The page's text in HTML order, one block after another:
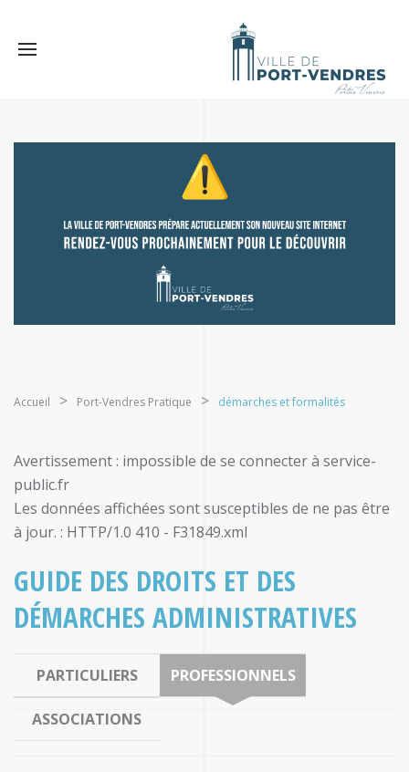
Accueil Port-Vendres Pratique démarches et formalités
Avertissement : impossible de se connecter à service-
public.fr
Les données affichées sont susceptibles de ne pas être
à jour. : HTTP/1.0 410 - F31849.xml
GUIDE DES DROITS ET DES
DÉMARCHES ADMINISTRATIVES
PARTICULIERS PROFESSIONNELS
ASSOCIATIONS